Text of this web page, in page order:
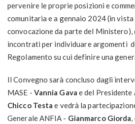
pervenire le proprie posizioni e
comunitaria e a gennaio 2024 (in vista
convocazione da parte del Ministero),
incontrati per individuare argomenti
Regolamento su cui definire una
Il Convegno sarà concluso dagli
MASE - Vannia Gava e del Presidente
Chicco Testa e vedrà la
Generale ANFIA - Gianmarco Giorda,